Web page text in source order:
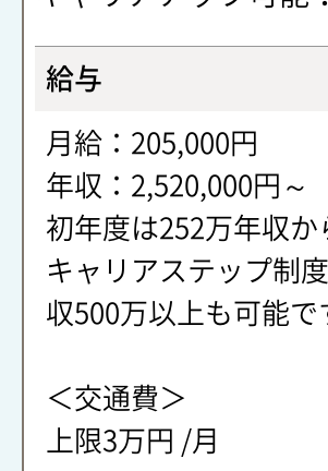
給与
月給：205,000円
年収：2,520,000円～
初年度は252万年収
キャリアステップ制
収500万以上も可能で
＜交通費＞
上限3万円 /月